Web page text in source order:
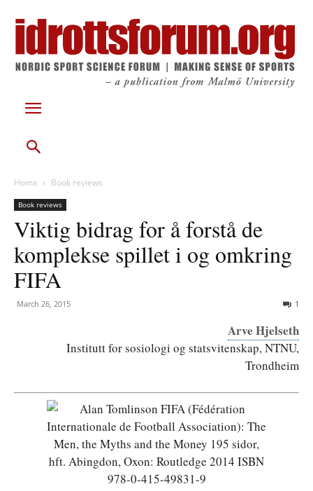
Home Book reviews
Book reviews
Viktig bidrag for å forstå de
komplekse spillet i og omkring
FIFA
March 26, 2015 1
Arve Hjelseth
Institutt for sosiologi og statsvitenskap, NTNU,
Trondheim